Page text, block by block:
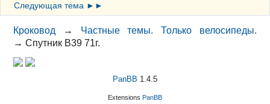
Следующая тема ►►
Кроковод → Частные темы. Только велосипеды.
→Спутник В39 71г.
PanBB 1.4.5
Extensions PanBB